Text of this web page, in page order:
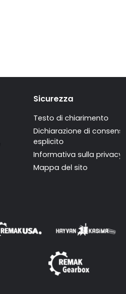
Sicurezza
Testo di chiarimento
Dichiarazione di
esplicito
Informativa sulla privacy
Mappa del sito